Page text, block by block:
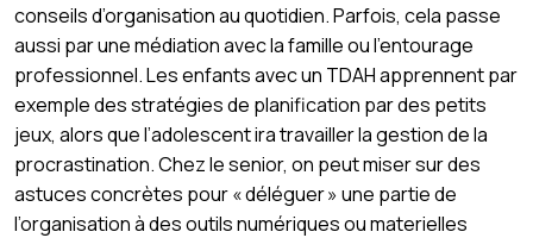
conseils d’organisation au quotidien. Parfois, cela passe
aussi par une médiation avec la famille ou l’entourage
professionnel. Les enfants avec un TDAH apprennent par
exemple des stratégies de planification par des petits
jeux, alors que l’adolescent ira travailler la gestion de la
procrastination. Chez le senior, on peut miser sur des
astuces concrètes pour « déléguer » une partie de
l’organisation à des outils numériques ou materielles